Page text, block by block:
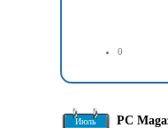
0
Июль PC